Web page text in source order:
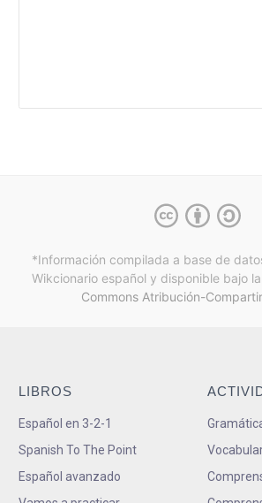
*Información compilada a base de
Wikcionario español y disponible bajo la
Commons Atribución-
LIBROS
Español en 3-2-1
Spanish To The Point
Español avanzado